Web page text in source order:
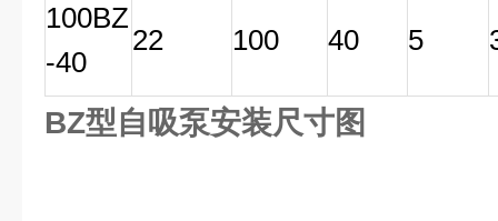
100BZ
-40
22 100 40 5
BZ型自吸泵安装尺寸图